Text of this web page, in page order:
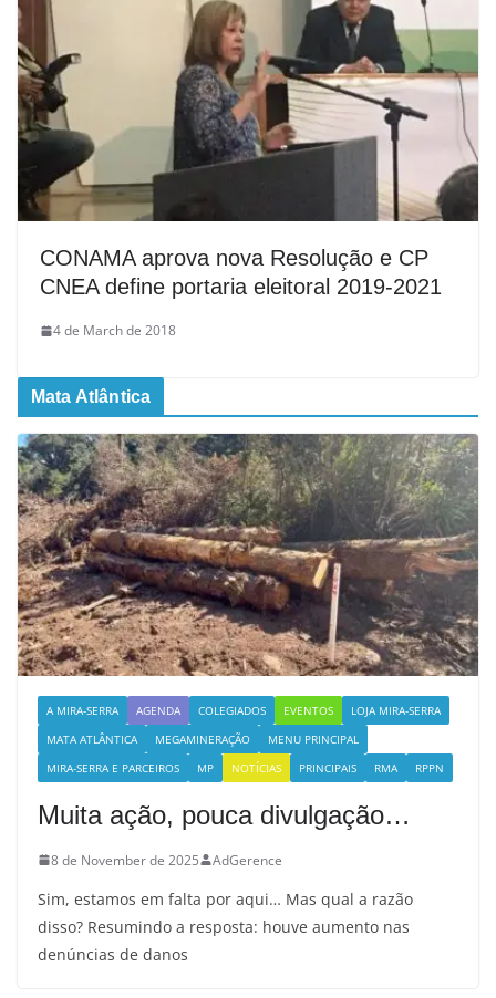
CONAMA aprova nova Resolução e CP
CNEA define portaria eleitoral 2019-2021
4 de March de 2018
Mata Atlântica
A MIRA-SERRA AGENDA COLEGIADOS EVENTOS
LOJA MIRA-SERRA
MATA ATLÂNTICA
MEGAMINERAÇÃO
MENU PRINCIPAL
MIRA-SERRA E PARCEIROS
MP NOTÍCIAS PRINCIPAIS RMA RPPN
Muita ação, pouca divulgação…
8 de November de 2025 AdGerence
Sim, estamos em falta por aqui… Mas qual a razão
disso? Resumindo a resposta: houve aumento nas
denúncias de danos